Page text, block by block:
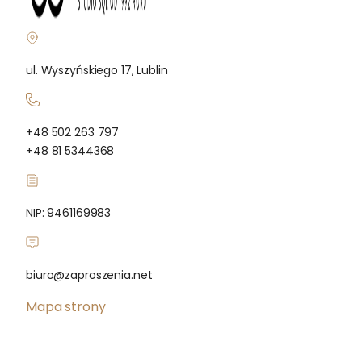
ul. Wyszyńskiego 17, Lublin
+48 502 263 797
+48 81 5344368
NIP: 9461169983
biuro@zaproszenia.net
Mapa strony